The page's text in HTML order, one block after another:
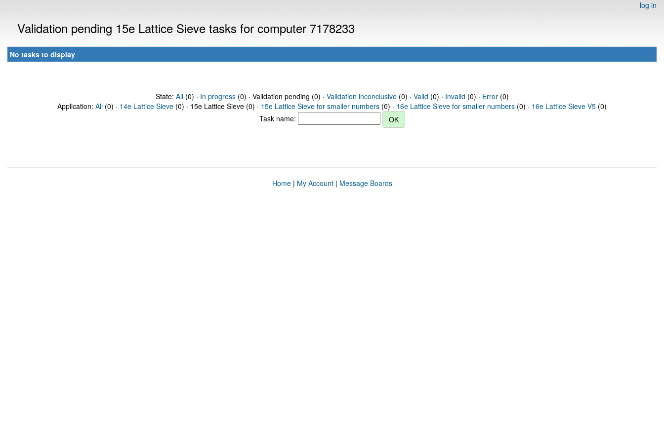
log in
Validation pending 15e Lattice Sieve tasks for computer 7178233
No tasks to display
State: All(0) · In progress(0) · Validation pending (0) · Validation inconclusive(0) · Valid (0) · Invalid (0) · Error(0)
Application: All (0) · 14e Lattice Sieve (0) · 15e Lattice Sieve (0) · 15e Lattice Sieve for smaller numbers (0) · 16e Lattice Sieve for smaller numbers (0) · 16e Lattice Sieve V5 (0)
Task name:
Home| My Account| Message Boards